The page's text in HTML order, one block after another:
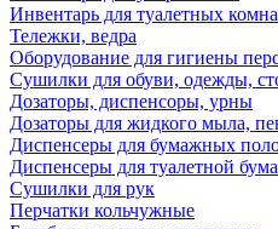
Инвентарь для туалетных
Тележки, ведра
Оборудование для гигиены
Сушилки для обуви, одежды,
Дозаторы, диспенсоры, урны
Дозаторы для жидкого мыла,
Диспенсеры для бумажных
Диспенсеры для туалетной
Сушилки для рук
Перчатки кольчужные